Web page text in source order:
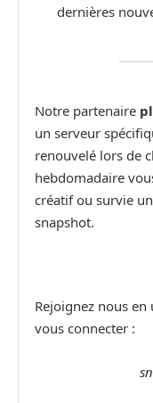
dernières
Notre partenaire
un serveur
renouvelé lors de
hebdomadaire
créatif ou survie
snapshot.
Rejoignez nous en
vous connecter :